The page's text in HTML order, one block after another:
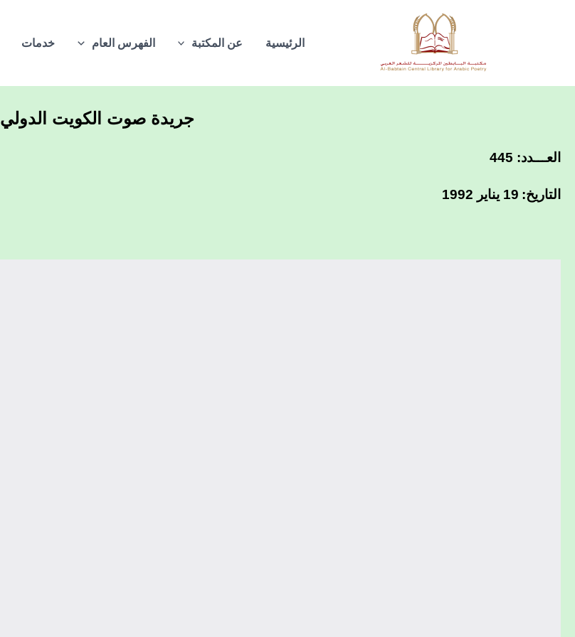
الرئيسية عن المكتبة الفهرس العام خدمات
جريدة صوت الكويت الدولي
العـــدد: 445
التاريخ: 19 يناير 1992